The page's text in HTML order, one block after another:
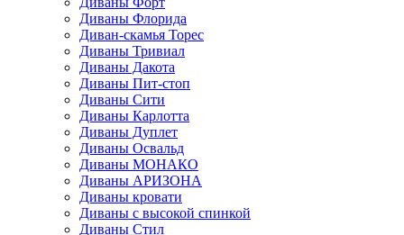
Диваны Флорида
Диван-скамья Торес
Диваны Тривиал
Диваны Дакота
Диваны Пит-стоп
Диваны Сити
Диваны Карлотта
Диваны Дуплет
Диваны Освальд
Диваны МОНАКО
Диваны АРИЗОНА
Диваны кровати
Диваны с высокой спинкой
Диваны Стил